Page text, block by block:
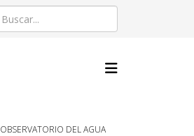
OBSERVATORIO DEL AGUA